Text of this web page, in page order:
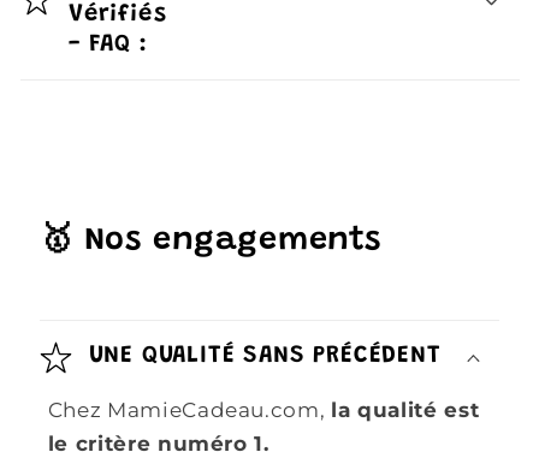
Vérifiés
- FAQ :
🥇 Nos engagements
UNE QUALITÉ SANS PRÉCÉDENT
Chez MamieCadeau.com, la qualité est
le critère numéro 1.